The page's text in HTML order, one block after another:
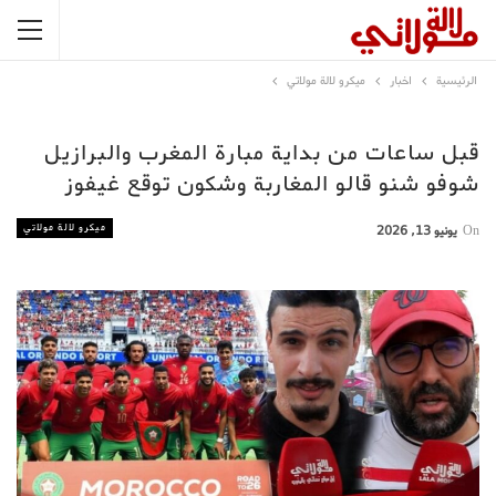
الرئيسية اخبار ميكرو لالة مولاتي
قبل ساعات من بداية مبارة المغرب والبرازيل
شوفو شنو قالو المغاربة وشكون توقع غيفوز
ميكرو لالة مولاتي On يونيو 13, 2026